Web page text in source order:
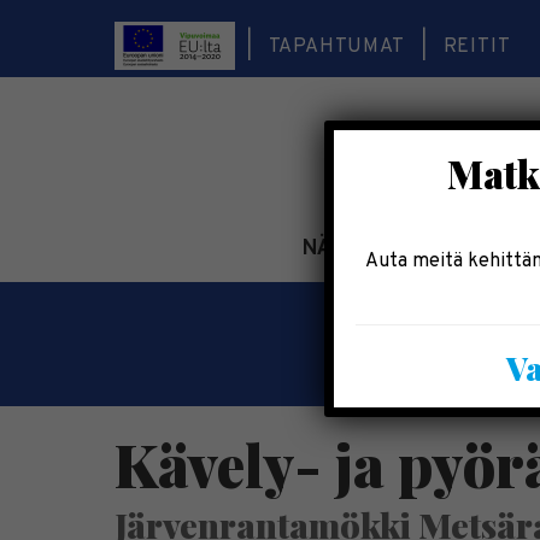
TAPAHTUMAT REITIT
NÄE & KOE TEE &
Kävely- ja
Järvenrantamökki
Auta meitä